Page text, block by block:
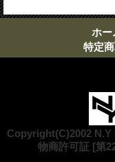
ホー
特定
Copyright(C)2002
物商許可証 [第